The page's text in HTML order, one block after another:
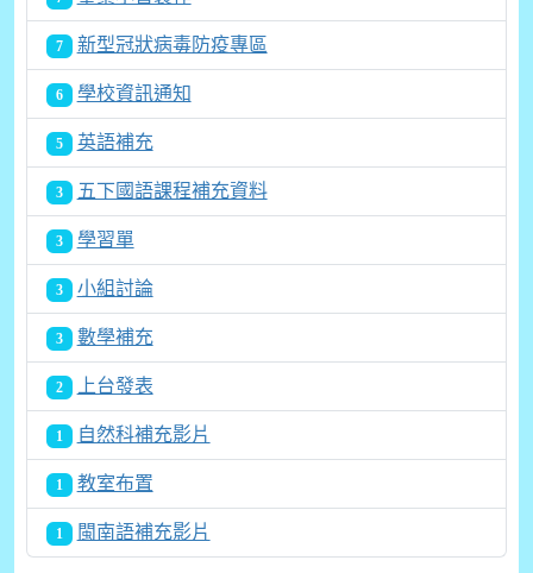
7 新型冠狀病毒防疫專區
6 學校資訊通知
5 英語補充
3 五下國語課程補充資料
3 學習單
3 小組討論
3 數學補充
2 上台發表
1 自然科補充影片
1 教室布置
1 閩南語補充影片